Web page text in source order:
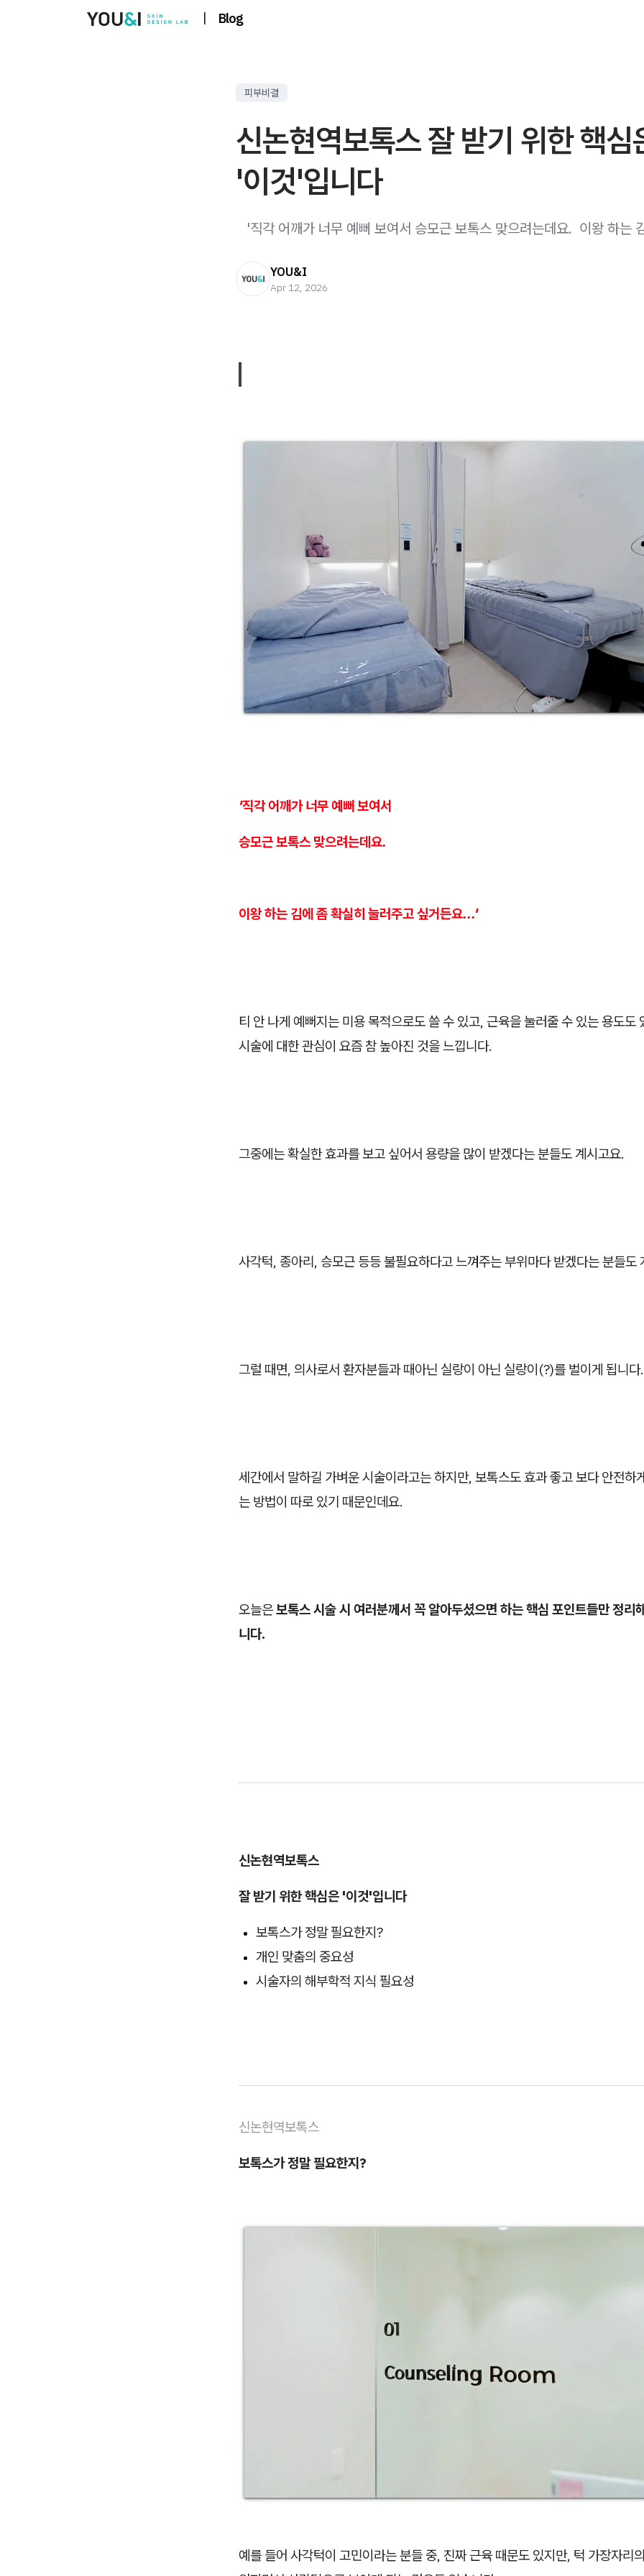
| Blog
피부비결
신논현역보톡스 잘 받기 위한 핵심
'이것'입니다
'직각 어깨가 너무 예뻐 보여서 승모근 보톡스 맞으려는데요. ​ 이왕 하는
YOU&I
Apr 12, 2026
'직각 어깨가 너무 예뻐 보여서
승모근 보톡스 맞으려는데요.
이왕 하는 김에 좀 확실히 눌러주고 싶거든요...'
티 안 나게 예뻐지는 미용 목적으로도 쓸 수 있고, 근육을 눌러줄 수 있는 용도도
시술에 대한 관심이 요즘 참 높아진 것을 느낍니다.
그중에는 확실한 효과를 보고 싶어서 용량을 많이 받겠다는 분들도 계시고요.
사각턱, 종아리, 승모근 등등 불필요하다고 느껴주는 부위마다 받겠다는 분들도
그럴 때면, 의사로서 환자분들과 때아닌 실랑이 아닌 실랑이(?)를 벌이게 됩니다.
세간에서 말하길 가벼운 시술이라고는 하지만, 보톡스도 효과 좋고 보다 안전하
는 방법이 따로 있기 때문인데요.
오늘은보톡스 시술 시 여러분께서 꼭 알아두셨으면 하는 핵심 포인트들만 정리
니다.
신논현역보톡스
잘 받기 위한 핵심은 '이것'입니다
보톡스가 정말 필요한지?
개인 맞춤의 중요성
시술자의 해부학적 지식 필요성
신논현역보톡스
보톡스가 정말 필요한지?
예를 들어 사각턱이 고민이라는 분들 중, 진짜 근육 때문도 있지만, 턱 가장자리